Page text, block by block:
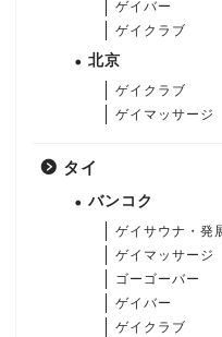
ゲイバー
ゲイクラブ
北京
ゲイクラブ
ゲイマッサージ
タイ
バンコク
ゲイサウナ・発
ゲイマッサージ
ゴーゴーバー
ゲイバー
ゲイクラブ